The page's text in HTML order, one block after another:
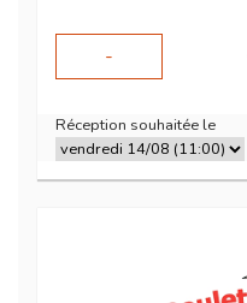
-
Réception souhaitée le